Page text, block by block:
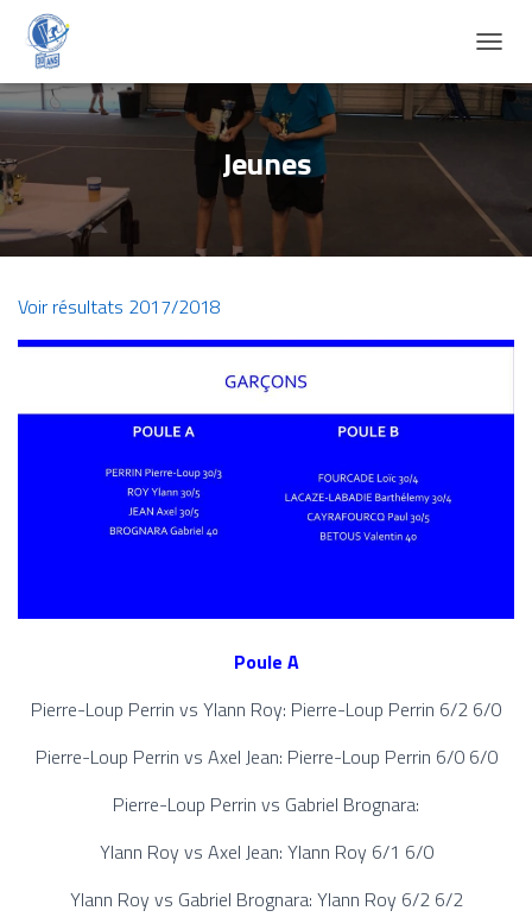
É
P
L
A
N
G
I
Jeunes
Voir résultats 2017/2018
Poule A
Pierre-Loup Perrin vs Ylann Roy: Pierre-Loup Perrin 6/2 6/0
Pierre-Loup Perrin vs Axel Jean: Pierre-Loup Perrin 6/0 6/0
Pierre-Loup Perrin vs Gabriel Brognara:
Ylann Roy vs Axel Jean: Ylann Roy 6/1 6/0
Ylann Roy vs Gabriel Brognara: Ylann Roy 6/2 6/2